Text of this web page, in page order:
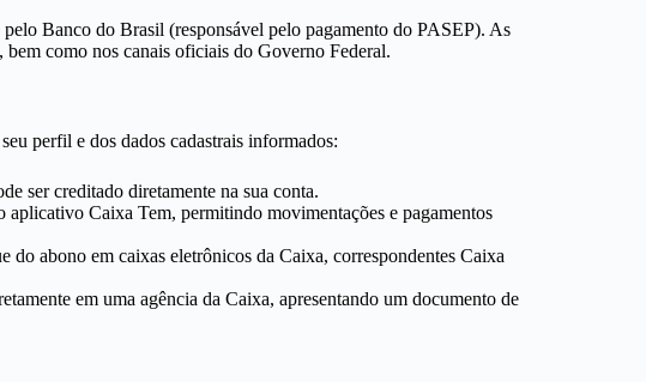
Banco do Brasil (responsável pelo pagamento do PASEP). As
como nos canais oficiais do Governo Federal.
perfil e dos dados cadastrais informados:
ser creditado diretamente na sua conta.
aplicativo Caixa Tem, permitindo movimentações e pagamentos
do abono em caixas eletrônicos da Caixa, correspondentes Caixa
em uma agência da Caixa, apresentando um documento de